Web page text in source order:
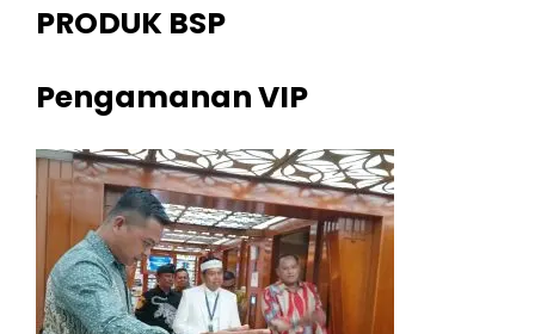
PRODUK BSP
Pengamanan VIP